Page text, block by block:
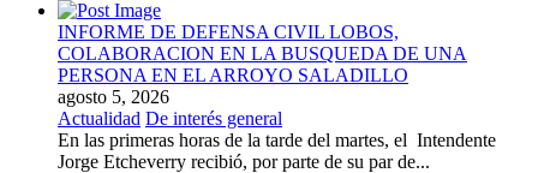
INFORME DE DEFENSA CIVIL LOBOS,
COLABORACION EN LA BUSQUEDA DE UNA
PERSONA EN EL ARROYO SALADILLO
agosto 5, 2026
Actualidad De interés general
En las primeras horas de la tarde del martes, el Intendente
Jorge Etcheverry recibió, por parte de su par de...